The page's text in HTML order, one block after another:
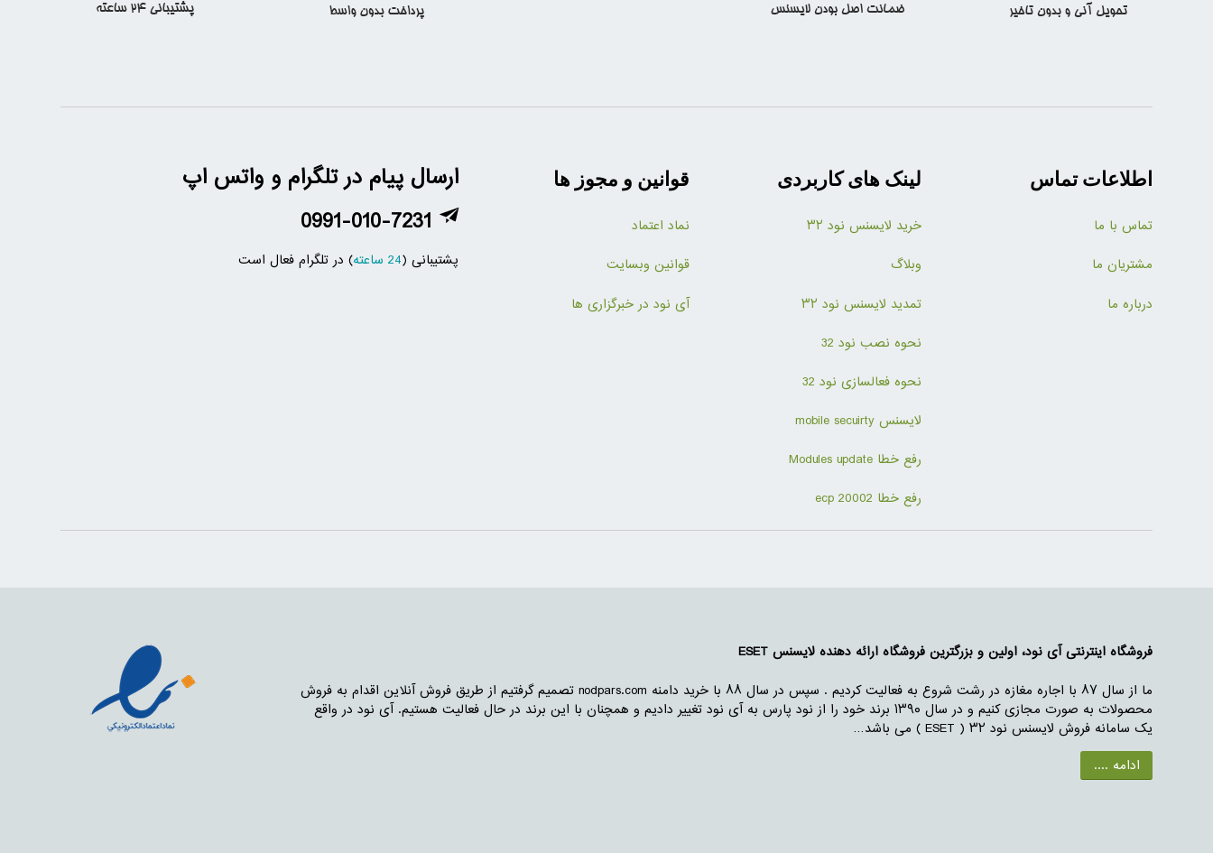
اطلاعات تماس
تماس با ما
مشتریان ما
درباره ما
لینک های کاربردی
خرید لایسنس نود ۳۲
وبلاگ
تمدید لایسنس نود ۳۲
نحوه نصب نود 32
نحوه فعالسازی نود 32
لایسنس mobile secuirty
رفع خطا Modules update
رفع خطا ecp 20002
قوانین و مجوز ها
نماد اعتماد
قوانین وبسایت
آی نود در خبرگزاری ها
ارسال پیام در تلگرام و واتس اپ
0991-010-7231
پشتیبانی (24 ساعته ) در تلگرام فعال است
فروشگاه اینترنتی آی نود، اولین و بزرگترین فروشگاه ارائه دهنده لایسنس ESET
ما از سال ۸۷ با اجاره مغازه در رشت شروع به فعالیت کردیم . سپس در سال ۸۸ با خرید دامنه nodpars.com تصمیم گرفتیم از طریق فروش آنلاین اقدام به فروش
محصولات به صورت مجازی کنیم و در سال ۱۳۹۰ برند خود را از نود پارس به آی نود تغییر دادیم و همچنان با این برند در حال فعالیت هستیم. آی نود در واقع
یک سامانه فروش لایسنس نود ۳۲ ( ESET ) می باشد…
ادامه ....